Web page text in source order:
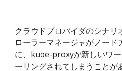
クラウドプロバイダのシナリ
ローラーマネージャがノー
に、kube-proxyが新しいワ
ーリングされてしまうことが